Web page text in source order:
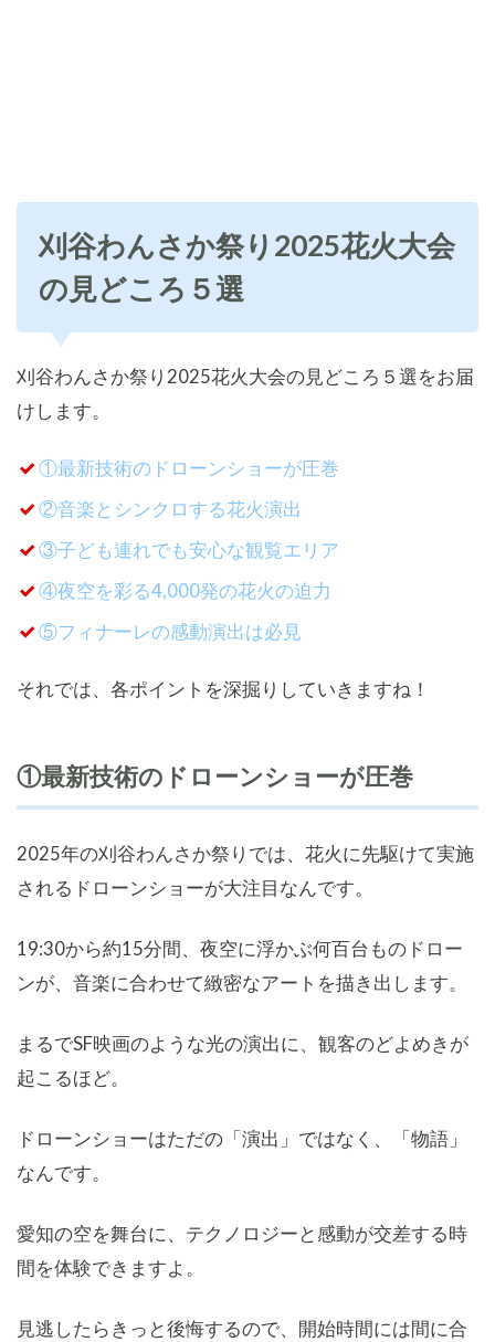
刈谷わんさか祭り2025花火大会
の見どころ５選
刈谷わんさか祭り2025花火大会の見どころ５選をお届
けします。
①最新技術のドローンショーが圧巻
②音楽とシンクロする花火演出
③子ども連れでも安心な観覧エリア
④夜空を彩る4,000発の花火の迫力
⑤フィナーレの感動演出は必見
それでは、各ポイントを深掘りしていきますね！
①最新技術のドローンショーが圧巻
2025年の刈谷わんさか祭りでは、花火に先駆けて実施
されるドローンショーが大注目なんです。
19:30から約15分間、夜空に浮かぶ何百台ものドロー
ンが、音楽に合わせて緻密なアートを描き出します。
まるでSF映画のような光の演出に、観客のどよめきが
起こるほど。
ドローンショーはただの「演出」ではなく、「物語」
なんです。
愛知の空を舞台に、テクノロジーと感動が交差する時
間を体験できますよ。
見逃したらきっと後悔するので、開始時間には間に合